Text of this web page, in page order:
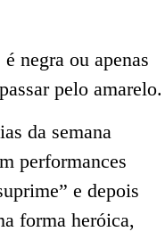
negra ou apenas
pelo amarelo.
da semana
performances
e depois
forma heróica,